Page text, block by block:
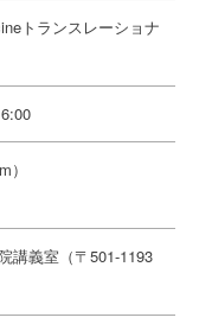
トランスレーショナ
講義室（〒501-1193